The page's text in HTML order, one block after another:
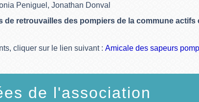
Peniguel, Jonathan Donval
de retrouvailles des pompiers de la commune actifs
cliquer sur le lien suivant : Amicale des sapeurs
de l'association